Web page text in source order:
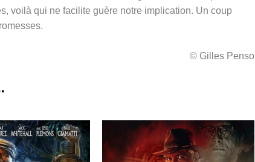
voilà qui ne facilite guère notre implication. Un coup
© Gilles Penso